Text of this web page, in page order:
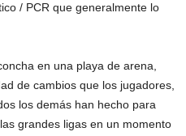
/ PCR que generalmente lo
en una playa de arena,
de cambios que los jugadores,
los demás han hecho para
grandes ligas en un momento